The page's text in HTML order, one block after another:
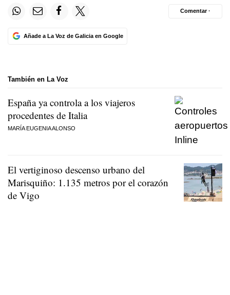
Añade a La Voz de Galicia en Google
Comentar ·
También en La Voz
España ya controla a los viajeros
procedentes de Italia
MARÍA EUGENIA ALONSO
El vertiginoso descenso urbano del
Marisquiño: 1.135 metros por el corazón
de Vigo